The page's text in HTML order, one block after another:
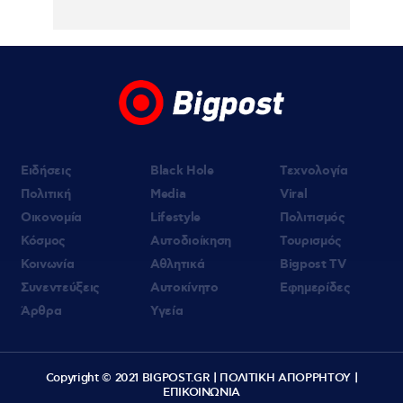
Ειδήσεις
Πολιτική
Οικονομία
Κόσμος
Κοινωνία
Συνεντεύξεις
Άρθρα
Black Hole
Media
Lifestyle
Αυτοδιοίκηση
Αθλητικά
Αυτοκίνητο
Υγεία
Τεχνολογία
Viral
Πολιτισμός
Τουρισμός
Bigpost TV
Εφημερίδες
Copyright © 2021 BIGPOST.GR | ΠΟΛΙΤΙΚΗ ΑΠΟΡΡΗΤΟΥ|
ΕΠΙΚΟΙΝΩΝΙΑ